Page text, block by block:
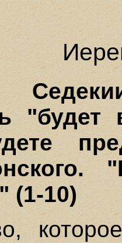
"будет
(1-10)